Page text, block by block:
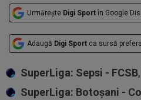
Urmărește Digi Sport în Google
Adaugă Digi Sport ca sursă
SuperLiga: Sepsi - FCSB
SuperLiga: Botoșani -